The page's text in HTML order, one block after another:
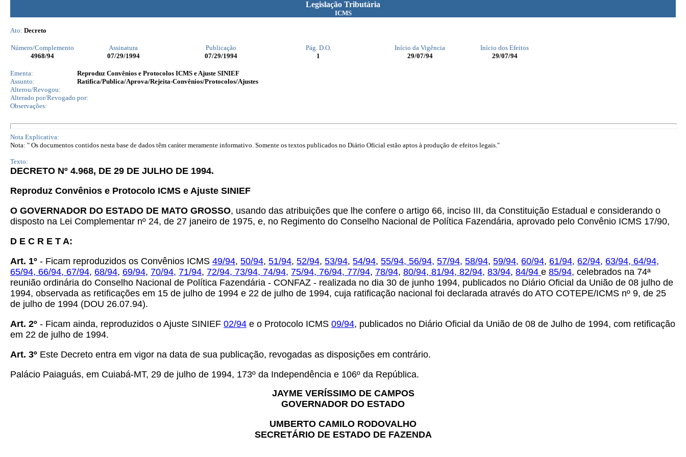
Legislação Tributária
ICMS
Ato: Decreto
Número/Complemento Assinatura Publicação Pág. D.O. Início da Vigência
Início dos Efeitos
4968/94 07/29/1994 07/29/1994 1 29/07/94 29/07/94
Ementa:
Reproduz Convênios e Protocolos ICMS e Ajuste SINIEF
Assunto:
Ratifica/Publica/Aprova/Rejeita-Convênios/Protocolos/Ajustes
Alterou/Revogou:
Alterado por/Revogado por:
Observações:
Nota Explicativa:
Nota: " Os documentos contidos nesta base de dados têm caráter meramente informativo. Somente os textos publicados no Diário Oficial estão aptos à produção de efeitos legais."
Texto:
DECRETO Nº 4.968, DE 29 DE JULHO DE 1994.
Reproduz Convênios e Protocolo ICMS e Ajuste SINIEF
O GOVERNADOR DO ESTADO DE MATO GROSSO, usando das atribuições que lhe confere o artigo 66, inciso III, da Constituição Estadual e considerando o
disposto na Lei Complementar nº 24, de 27 janeiro de 1975, e, no Regimento do Conselho Nacional de Política Fazendária, aprovado pelo Convênio ICMS 17/90,
D E C R E T A:
Art. 1º - Ficam reproduzidos os Convênios ICMS 49/94, 50/94, 51/94, 52/94, 53/94, 54/94, 55/94, 56/94, 57/94, 58/94, 59/94, 60/94, 61/94, 62/94, 63/94, 64/94,
65/94, 66/94, 67/94, 68/94, 69/94, 70/94, 71/94, 72/94, 73/94, 74/94, 75/94, 76/94, 77/94, 78/94, 80/94, 81/94, 82/94, 83/94, 84/94 e 85/94, celebrados na 74ª
reunião ordinária do Conselho Nacional de Política Fazendária - CONFAZ - realizada no dia 30 de junho 1994, publicados no Diário Oficial da União de 08 julho de
1994, observada as retificações em 15 de julho de 1994 e 22 de julho de 1994, cuja ratificação nacional foi declarada através do ATO COTEPE/ICMS nº 9, de 25
de julho de 1994 (DOU 26.07.94).
Art. 2º - Ficam ainda, reproduzidos o Ajuste SINIEF 02/94 e o Protocolo ICMS 09/94, publicados no Diário Oficial da União de 08 de Julho de 1994, com retificação
em 22 de julho de 1994.
Art. 3º Este Decreto entra em vigor na data de sua publicação, revogadas as disposições em contrário.
Palácio Paiaguás, em Cuiabá-MT, 29 de julho de 1994, 173º da Independência e 106º da República.
JAYME VERÍSSIMO DE CAMPOS
GOVERNADOR DO ESTADO
UMBERTO CAMILO RODOVALHO
SECRETÁRIO DE ESTADO DE FAZENDA